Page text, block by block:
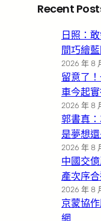
Recent
日照：
間巧繪
2026 年 8
留意了
車今起
2026 年 8
郭書真
是夢想
2026 年 8
中國交
產次序
2026 年 8
京蒙協
網